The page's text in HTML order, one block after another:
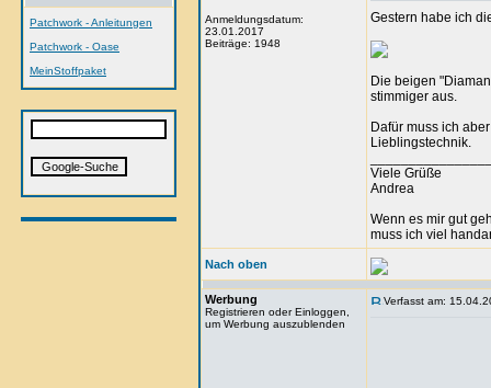
Patchwork - Anleitungen
Patchwork - Oase
MeinStoffpaket
Anmeldungsdatum:
23.01.2017
Beiträge: 1948
Gestern habe ich
Die beigen
stimmiger aus.
Dafür muss ich
Lieblingstechnik.
Viele Grüße
Andrea
Wenn es mir gut
muss ich viel
Nach oben
Werbung
Registrieren oder Einloggen,
um Werbung auszublenden
Verfasst am: